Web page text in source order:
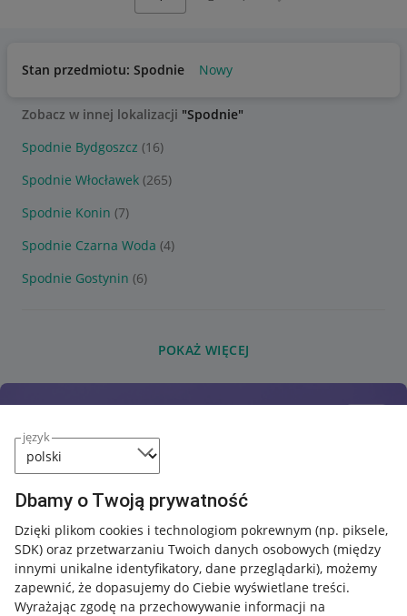
język
Dbamy o Twoją prywatność
Dzięki plikom cookies i technologiom pokrewnym (np. piksele,
SDK) oraz przetwarzaniu Twoich danych osobowych (między
innymi unikalne identyfikatory, dane przeglądarki), możemy
zapewnić, że dopasujemy do Ciebie wyświetlane treści.
Wyrażając zgodę na przechowywanie informacji na
Stan przedmiotu: Spodnie Nowy
Zobacz w innej lokalizacji "Spodnie"
Spodnie Bydgoszcz (16)
Spodnie Włocławek (265)
Spodnie Konin (7)
Spodnie Czarna Woda (4)
Spodnie Gostynin (6)
POKAŻ WIĘCEJ